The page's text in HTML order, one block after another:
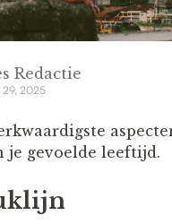
Redactie
29, 2025
je gevoelde leeftijd.